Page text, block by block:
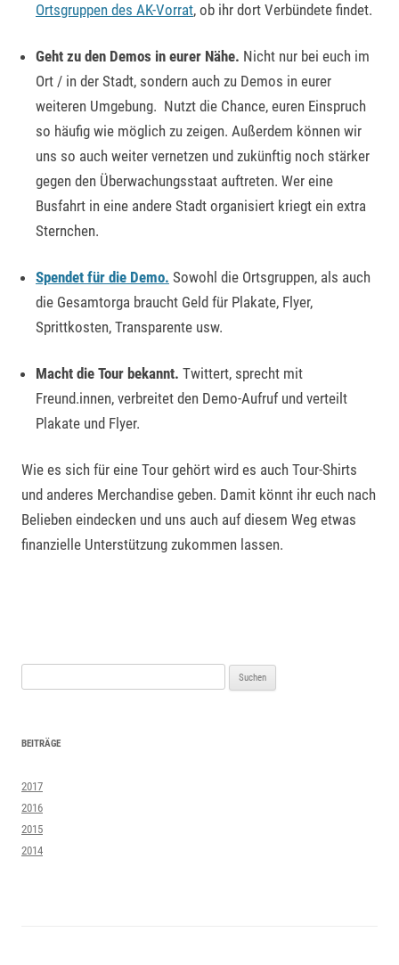
Ortsgruppen des AK-Vorrat, ob ihr dort Verbündete findet.
Geht zu den Demos in eurer Nähe. Nicht nur bei euch im
Ort / in der Stadt, sondern auch zu Demos in eurer
weiteren Umgebung. Nutzt die Chance, euren Einspruch
so häufig wie möglich zu zeigen. Außerdem können wir
uns so auch weiter vernetzen und zukünftig noch stärker
gegen den Überwachungsstaat auftreten. Wer eine
Busfahrt in eine andere Stadt organisiert kriegt ein extra
Sternchen.
Spendet für die Demo. Sowohl die Ortsgruppen, als auch
die Gesamtorga braucht Geld für Plakate, Flyer,
Sprittkosten, Transparente usw.
Macht die Tour bekannt. Twittert, sprecht mit
Freund.innen, verbreitet den Demo-Aufruf und verteilt
Plakate und Flyer.
Wie es sich für eine Tour gehört wird es auch Tour-Shirts
und anderes Merchandise geben. Damit könnt ihr euch nach
Belieben eindecken und uns auch auf diesem Weg etwas
finanzielle Unterstützung zukommen lassen.
BEITRÄGE
2017
2016
2015
2014